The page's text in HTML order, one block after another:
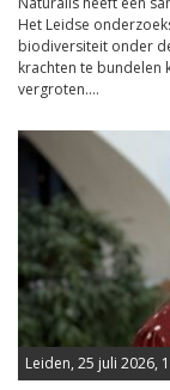
Het Leidse
biodiversiteit onder
krachten te bundelen
vergroten....
Leiden, 25 juli 2026,